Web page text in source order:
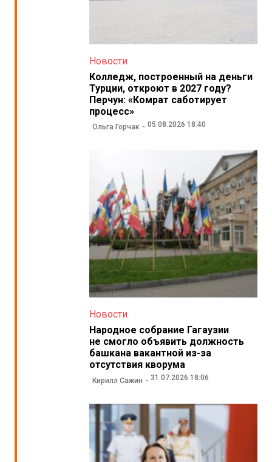
Новости
Колледж, построенный на деньги
Турции, откроют в 2027 году?
Перчун: «Комрат саботирует
процесс»
Ольга Горчак 05.08.2026 18:40
Новости
Народное собрание Гагаузии
не смогло объявить должность
башкана вакантной из-за
отсутствия кворума
Кирилл Сажин 31.07.2026 18:06